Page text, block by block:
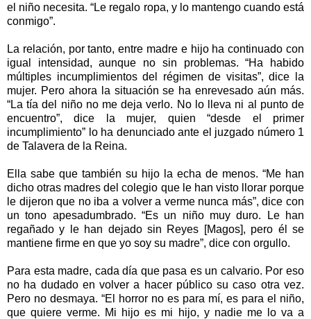
el niño necesita. “Le regalo ropa, y lo mantengo cuando está
conmigo”.
La relación, por tanto, entre madre e hijo ha continuado con
igual intensidad, aunque no sin problemas. “Ha habido
múltiples incumplimientos del régimen de visitas”, dice la
mujer. Pero ahora la situación se ha enrevesado aún más.
“La tía del niño no me deja verlo. No lo lleva ni al punto de
encuentro”, dice la mujer, quien “desde el primer
incumplimiento” lo ha denunciado ante el juzgado número 1
de Talavera de la Reina.
Ella sabe que también su hijo la echa de menos. “Me han
dicho otras madres del colegio que le han visto llorar porque
le dijeron que no iba a volver a verme nunca más”, dice con
un tono apesadumbrado. “Es un niño muy duro. Le han
regañado y le han dejado sin Reyes [Magos], pero él se
mantiene firme en que yo soy su madre”, dice con orgullo.
Para esta madre, cada día que pasa es un calvario. Por eso
no ha dudado en volver a hacer público su caso otra vez.
Pero no desmaya. “El horror no es para mí, es para el niño,
que quiere verme. Mi hijo es mi hijo, y nadie me lo va a